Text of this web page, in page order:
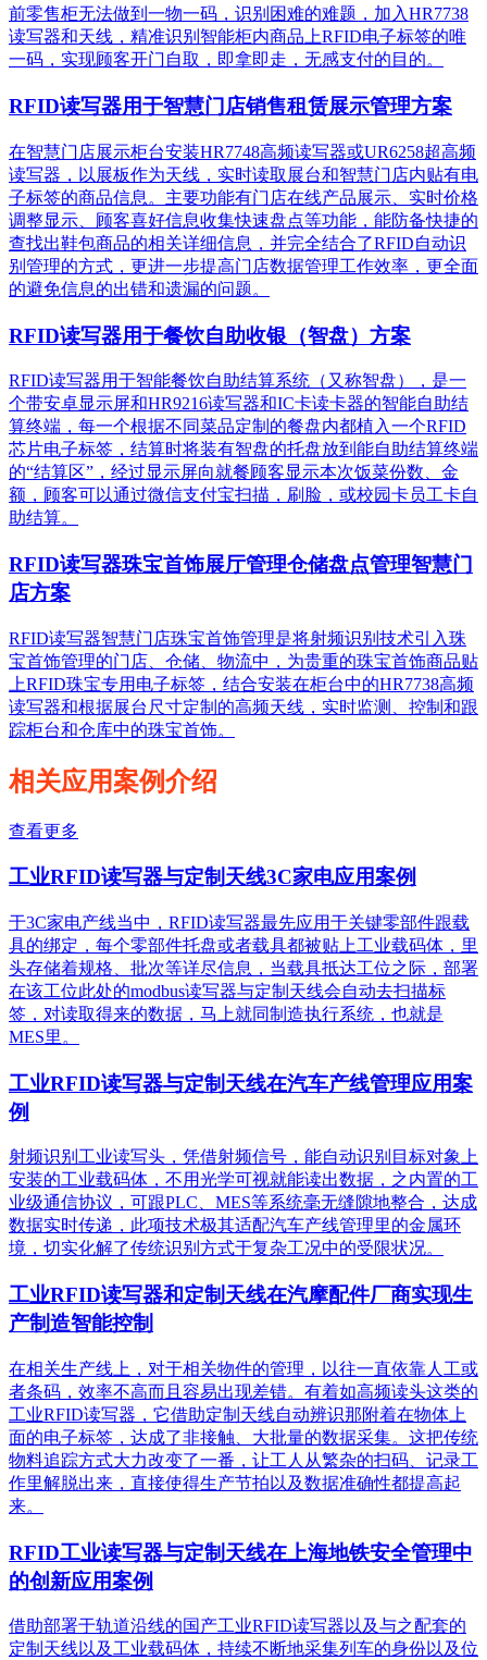
前零售柜无法做到一物一码，识别困难的难题，加入HR7738
读写器和天线，精准识别​智能柜内商品上RFID电子标签的唯
一码，实现顾客开门自取，即拿即走，无感支付的目的。
RFID读写器用于智慧门店销售租赁展示管理方案
在智慧门店展示柜台安装HR7748高频读写器或UR6258超高频
读写器，以展板作为天线，实时读取展台和智慧门店内贴有电
子标签的商品信息。主要功能有门店在线产品展示、实时价格
调整显示、顾客喜好信息收集快速盘点等功能，能防备快捷的
查找出鞋包商品的相关详细信息，并完全结合了RFID自动识
别管理的方式，更进一步提高门店数据管理工作效率，更全面
的避免信息的出错和遗漏的问题。
RFID读写器用于餐饮自助收银（智盘）方案
RFID读写器用于智能餐饮自助结算系统（又称智盘），是一
个带安卓显示屏和HR9216读写器和IC卡读卡器的智能自助结
算终端，每一个根据不同菜品定制的餐盘内都植入一个RFID
芯片电子标签，结算时将装有智盘的托盘放到能自助结算终端
的“结算区”，经过显示屏向就餐顾客显示本次饭菜份数、金
额，顾客可以通过微信支付宝扫描，刷脸，或校园卡员工卡自
助结算。
RFID读写器珠宝首饰展厅管理仓储盘点管理智慧门
店方案
RFID读写器智慧门店珠宝首饰管理是将射频识别技术引入珠
宝首饰管理的门店、仓储、物流中，为贵重的珠宝首饰商品贴
上RFID珠宝专用电子标签，结合安装在柜台中的HR7738高频
读写器和根据展台尺寸定制的高频天线，实时监测、控制和跟
踪柜台和仓库中的珠宝首饰。
相关应用案例介绍
查看更多
工业RFID读写器与定制天线3C家电应用案例
于3C家电产线当中，RFID读写器最先应用于关键零部件跟载
具的绑定，每个零部件托盘或者载具都被贴上工业载码体，里
头存储着规格、批次等详尽信息，当载具抵达工位之际，部署
在该工位此处的modbus读写器与定制天线会自动去扫描标
签，对读取得来的数据，马上就同制造执行系统，也就是
MES里。
工业RFID读写器与定制天线在汽车产线管理应用案
例
射频识别工业读写头，凭借射频信号，能自动识别目标对象上
安装的工业载码体，不用光学可视就能读出数据，之内置的工
业级通信协议，可跟PLC、MES等系统毫无缝隙地整合，达成
数据实时传递，此项技术极其适配汽车产线管理里的金属环
境，切实化解了传统识别方式于复杂工况中的受限状况。
工业RFID读写器和定制天线在汽摩配件厂商实现生
产制造智能控制
在相关生产线上，对于相关物件的管理，以往一直依靠人工或
者条码，效率不高而且容易出现差错。有着如高频读头这类的
工业RFID读写器，它借助定制天线自动辨识那附着在物体上
面的电子标签，达成了非接触、大批量的数据采集。这把传统
物料追踪方式大力改变了一番，让工人从繁杂的扫码、记录工
作里解脱出来，直接使得生产节拍以及数据准确性都提高起
来。
RFID工业读写器与定制天线在上海地铁安全管理中
的创新应用案例
借助部署于轨道沿线的国产工业RFID读写器以及与之配套的
定制天线以及工业载码体，持续不断地采集列车的身份以及位